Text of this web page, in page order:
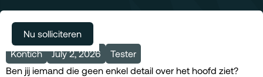
Meer vacatures
Kontich July 2, 2026
Tester
Ben jij iemand die geen enkel detail over het hoofd ziet?
Nu solliciteren